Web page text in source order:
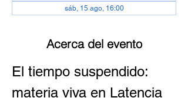
sáb, 15 ago, 16:00
Acerca del evento
El tiempo suspendido:
materia viva en Latencia